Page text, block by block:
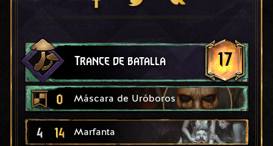
Trance de batalla 17
0 Máscara de Uróboros
4 14 Marfanta